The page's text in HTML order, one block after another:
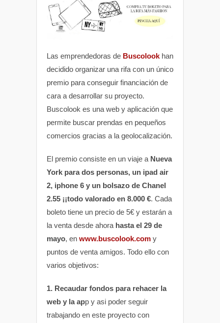
Las emprendedoras de Buscolook han
decidido organizar una rifa con un único
premio para conseguir financiación de
cara a desarrollar su proyecto.
Buscolook es una web y aplicación que
permite buscar prendas en pequeños
comercios gracias a la geolocalización.
El premio consiste en un viaje a Nueva
York para dos personas, un ipad air
2, iphone 6 y un bolsazo de Chanel
2.55 ¡¡todo valorado en 8.000 €. Cada
boleto tiene un precio de 5€ y estarán a
la venta desde ahora hasta el 29 de
mayo, en www.buscolook.com y
puntos de venta amigos. Todo ello con
varios objetivos:
1. Recaudar fondos para rehacer la
web y la app y asi poder seguir
trabajando en este proyecto con